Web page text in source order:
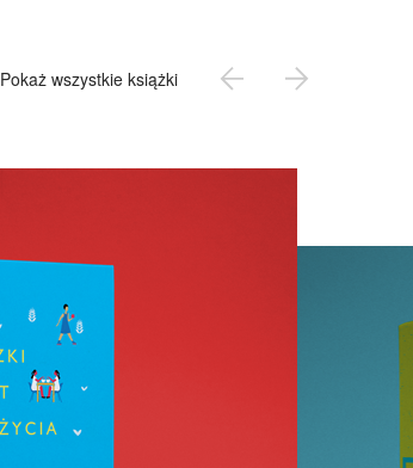
Pokaż wszystkie książki